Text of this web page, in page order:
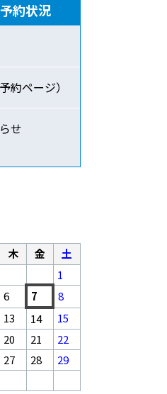
約状況
約ページ）
せ
木 金
土
1
6 7
8
13 14
15
20 21
22
27 28
29